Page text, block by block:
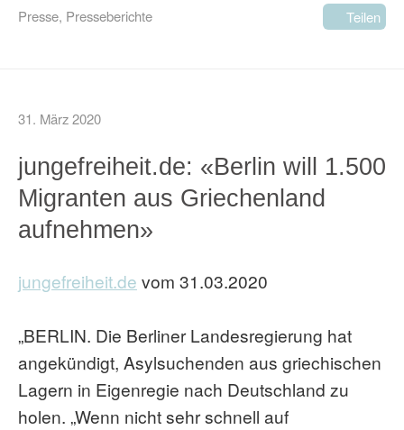
Presse, Presseberichte Teilen
31. März 2020
jungefreiheit.de: «Berlin will 1.500
Migranten aus Griechenland
aufnehmen»
jungefreiheit.de vom 31.03.2020
„BERLIN. Die Berliner Landesregierung hat
angekündigt, Asylsuchenden aus griechischen
Lagern in Eigenregie nach Deutschland zu
holen. „Wenn nicht sehr schnell auf